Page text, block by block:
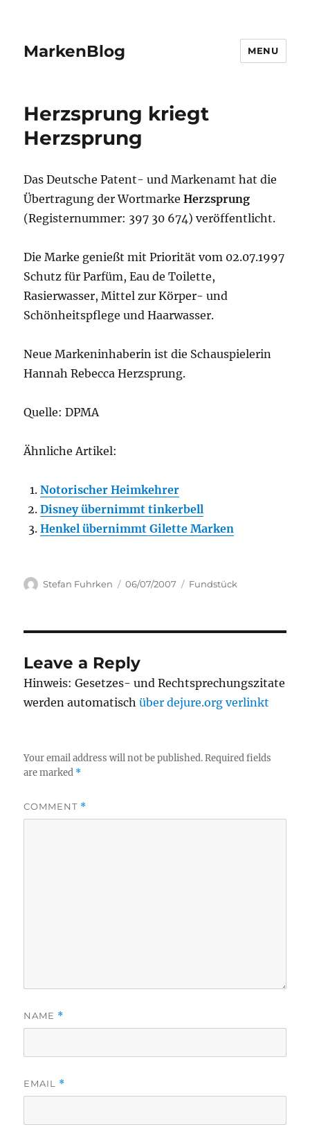
MarkenBlog MENU
Herzsprung kriegt
Herzsprung
Das Deutsche Patent- und Markenamt hat die
Übertragung der WortmarkeHerzsprung
(Registernummer: 397 30 674) veröffentlicht.
Die Marke genießt mit Priorität vom 02.07.1997
Schutz für Parfüm, Eau de Toilette,
Rasierwasser, Mittel zur Körper- und
Schönheitspflege und Haarwasser.
Neue Markeninhaberin ist die Schauspielerin
Hannah Rebecca Herzsprung.
Quelle: DPMA
Ähnliche Artikel:
Notorischer Heimkehrer
Disney übernimmt tinkerbell
Henkel übernimmt Gilette Marken
Author
Stefan Fuhrken
Posted
06/07/2007 Categories
Fundstück
Leave a Reply
Hinweis: Gesetzes- und Rechtsprechungszitate
werden automatischüber dejure.org verlinkt
Your email address will not be published. Required fields
are marked *
COMMENT *
NAME *
EMAIL *